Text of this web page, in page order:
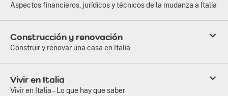
Aspectos financieros, jurídicos y técnicos de la mudanza a Italia
Construcción y renovación
Construir y renovar una casa en Italia
Vivir en Italia
Vivir en Italia – Lo que hay que saber